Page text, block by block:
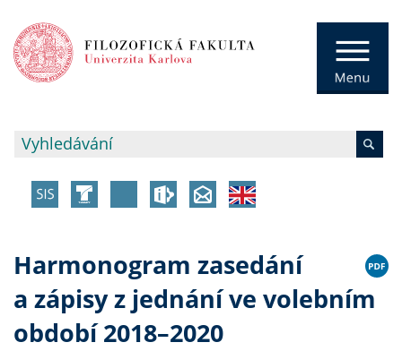
Harmonogram zasedání
a zápisy z jednání ve volebním
období 2018–2020